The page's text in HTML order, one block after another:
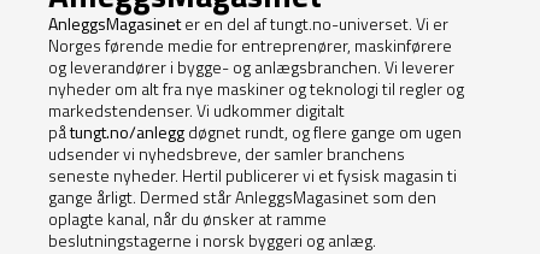
AnleggsMagasineter en del af tungt.no-universet. Vi er
Norges førende medie for entreprenører, maskinførere
og leverandører i bygge- og anlægsbranchen. Vi leverer
nyheder om alt fra nye maskiner og teknologi til regler og
markedstendenser. Vi udkommer digitalt
påtungt.no/anleggdøgnet rundt, og flere gange om ugen
udsender vi nyhedsbreve, der samler branchens
seneste nyheder. Hertil publicerer vi et fysisk magasin ti
gange årligt. Dermed står AnleggsMagasinet som den
oplagte kanal, når du ønsker at ramme
beslutningstagerne i norsk byggeri og anlæg.